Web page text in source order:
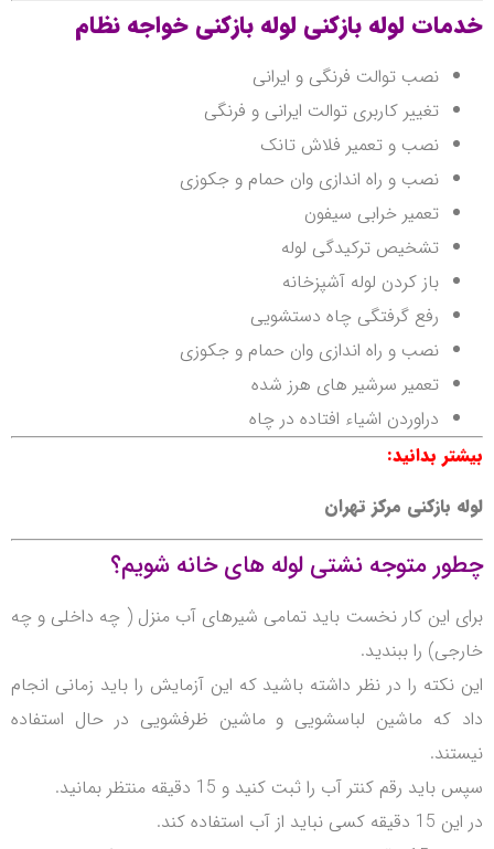
خدمات لوله بازکنی لوله بازکنی خواجه نظام
نصب توالت فرنگی و ایرانی
تغییر کاربری توالت ایرانی و فرنگی
نصب و تعمیر فلاش تانک
نصب و راه اندازی وان حمام و جکوزی
تعمیر خرابی سیفون
تشخیص ترکیدگی لوله
باز کردن لوله آشپزخانه
رفع گرفتگی چاه دستشویی
نصب و راه اندازی وان حمام و جکوزی
تعمیر سرشیر های هرز شده
دراوردن اشیاء افتاده در چاه
بیشتر بدانید:
لوله بازکنی مرکز تهران
چطور متوجه نشتی لوله های خانه شویم؟
برای این کار نخست باید تمامی شیرهای آب منزل ( چه داخلی و چه
خارجی) را ببندید.
این نکته را در نظر داشته باشید که این آزمایش را باید زمانی انجام
داد که ماشین لباسشویی و ماشین ظرفشویی در حال استفاده
نیستند.
سپس باید رقم کنتر آب را ثبت کنید و 15 دقیقه منتظر بمانید.
در این 15 دقیقه کسی نباید از آب استفاده کند.